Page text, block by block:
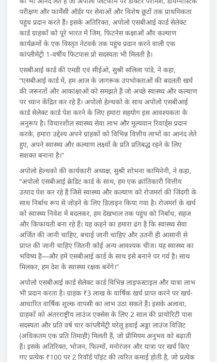
परीक्षण और फार्मेसी ऑर्डर पर सेवाओं और विशेष छूटों तक प्राथमिकता
पहुंच प्रदान करते हैं। इसके अतिरिक्त, अपोलो एसबीआई कार्ड सेलेक्ट
कार्ड ग्राहकों को पूरे भारत में जिम, फिटनेस कक्षाओं और कल्याण
कार्यक्रमों के एक विस्तृत नेटवर्क तक पहुंच प्रदान करने वाली एक
कांप्लीमेंट्री 1-वर्षीय फिटपास प्रो सदस्यता भी मिलती है।
एसबीआई कार्ड की एमडी एवं सीईओ, सुश्री सलिला पांडे, ने कहा,
“एसबीआई कार्ड में, हम आज के जागरूक उपभोक्ताओं की बदलती खर्च
की जरूरतों और आकांक्षाओं को समझते हैं जो अच्छे स्वास्थ्य और कल्याण
पर ध्यान केंद्रित कर रहे हैं। अपोलो हेल्थको के साथ अपोलो एसबीआई
कार्ड सेलेक्ट कार्ड पेश करने के लिए हमारा सहयोग इस आवश्यकता के
अनुरूप है। विचारशील स्वास्थ्य सेवा लाभ और मूल्यवान रिवार्ड्स प्रदान
करके, हमारा उद्देश्य अपने ग्राहकों को विभिन्न वित्तीय लाभों का आनंद लेते
हुए, अपने स्वास्थ्य और कल्याण लक्ष्यों के प्रति प्रतिबद्ध रहने के लिए
सशक्त बनाना है।”
अपोलो हेल्थको की कार्यकारी अध्यक्ष, सुश्री शोभना कामिनेनी, ने कहा,
“अपोलो एसबीआई क्रेडिट कार्ड के साथ, हम एक क्रांतिकारी वित्तीय
उत्पाद पेश कर रहे हैं जिसे स्वास्थ्य और कल्याण को रोजमर्रा की जिंदगी के
साथ निर्बाध रूप से जोड़ने के लिए डिज़ाइन किया गया है। रोजमर्रा के खर्च
को स्वास्थ्य निवेश में बदलकर, हम देखभाल तक पहुंच को निर्बाध, सहज
और किफायती बना रहे हैं। यह कहने का हमारा ढंग है कि स्वास्थ्य सेवा
अर्जित की जानी चाहिए, बचाई जानी चाहिए और उतनी ही आसानी से
प्राप्त की जानी चाहिए जितनी कोई अन्य आवश्यक चीज। यह स्वास्थ्य का
भविष्य है—और हमें एसबीआई कार्ड के साथ इसे बनाने पर गर्व है। साथ
मिलकर, हम देश के स्वास्थ्य रक्षक बनेंगे।”
अपोलो एसबीआई कार्ड सेलेक्ट कार्ड विभिन्न लाइफस्टाइल और यात्रा लाभ
भी प्रदान करता है। ग्राहक ₹3 लाख के वार्षिक खर्च प्राप्त करने पर खर्च-
आधारित वार्षिक शुल्क वापसी का लाभ उठा सकते हैं। इसके अलावा,
ग्राहकों को अंतरराष्ट्रीय लाउंज एक्सेस के लिए 2 साल की प्रायोरिटी पास
सदस्यता और प्रति वर्ष चार कांप्लीमेंट्री घरेलू हवाई अड्डा लाउंज विज़िट
(अधिकतम एक प्रति तिमाही) मिलती हैं, जो प्रीमियम अनुभव को बढ़ाती
हैं। इसके अतिरिक्त, भोजन, फिल्मों, मनोरंजन और यात्रा पर खर्च किए
गए प्रत्येक ₹100 पर 2 रिवॉर्ड पॉइंट की त्वरित कमाई होती है, जो प्रत्येक